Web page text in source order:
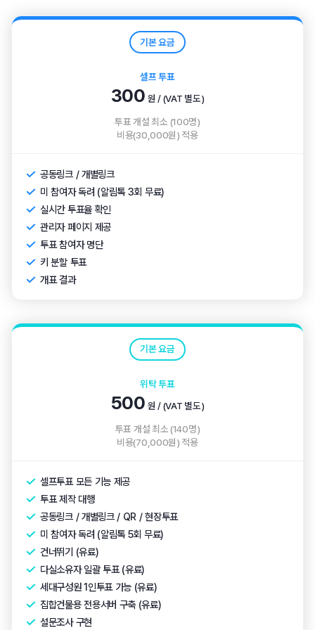
기본 요금
셀프 투표
300 원 / (VAT 별도)
투표 개설 최소 (100명)
비용(30,000원) 적용
공동링크 / 개별링크
미 참여자 독려 (알림톡 3회 무료)
실시간 투표율 확인
관리자 페이지 제공
투표 참여자 명단
키 분할 투표
개표 결과
기본 요금
위탁 투표
500 원 / (VAT 별도)
투표 개설 최소 (140명)
비용(70,000원) 적용
셀프투표 모든 기능 제공
투표 제작 대행
공동링크 / 개별링크 / QR / 현장투표
미 참여자 독려 (알림톡 5회 무료)
건너뛰기 (유료)
다실소유자 일괄 투표 (유료)
세대구성원 1인투표 가능 (유료)
집합건물용 전용서버 구축 (유료)
설문조사 구현